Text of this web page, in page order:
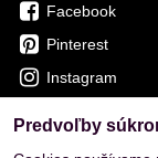
Facebook
Pinterest
Instagram
Predvoľby